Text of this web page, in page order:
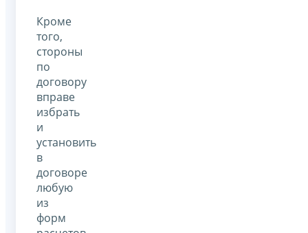
Кроме
того,
стороны
по
договору
вправе
избрать
и
установить
в
договоре
любую
из
форм